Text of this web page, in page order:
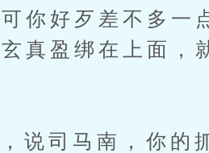
你好歹差不多一
真盈绑在上面，
马南，你的抓